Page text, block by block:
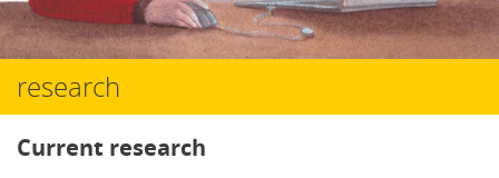
research
Current research